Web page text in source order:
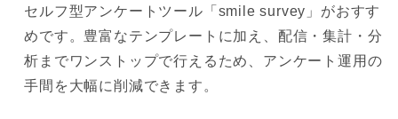
セルフ型アンケートツール「smile survey」がおすす
めです。豊富なテンプレートに加え、配信・集計・分
析までワンストップで行えるため、アンケート運用の
手間を大幅に削減できます。